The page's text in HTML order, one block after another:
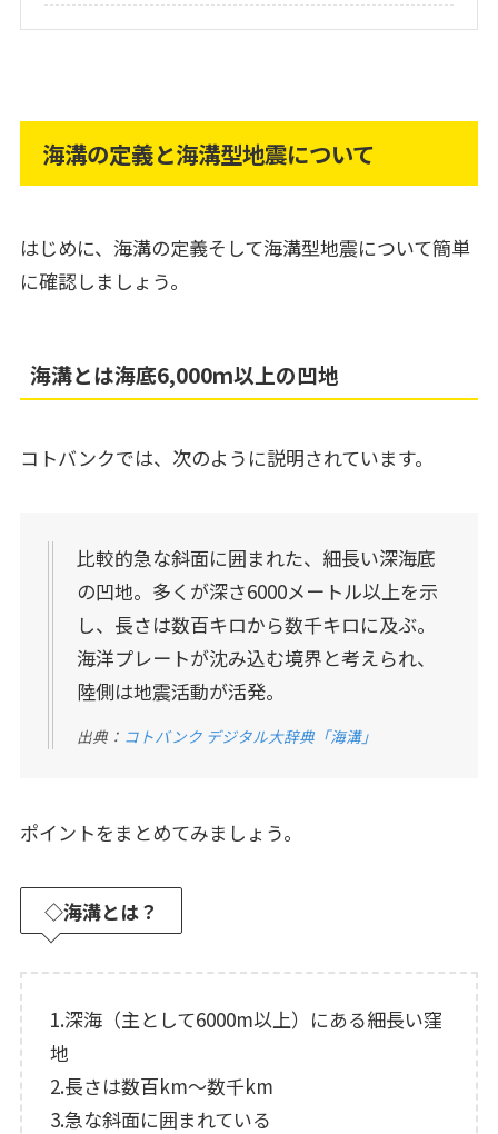
海溝の定義と海溝型地震について
はじめに、海溝の定義そして海溝型地震について簡単
に確認しましょう。
海溝とは海底6,000ｍ以上の凹地
コトバンクでは、次のように説明されています。
比較的急な斜面に囲まれた、細長い深海底
の凹地。多くが深さ6000メートル以上を示
し、長さは数百キロから数千キロに及ぶ。
海洋プレートが沈み込む境界と考えられ、
陸側は地震活動が活発。
出典： コトバンク デジタル大辞典「海溝」
ポイントをまとめてみましょう。
◇海溝とは？
1.深海（主として6000m以上）にある細長い窪
地
2.長さは数百km～数千km
3.急な斜面に囲まれている